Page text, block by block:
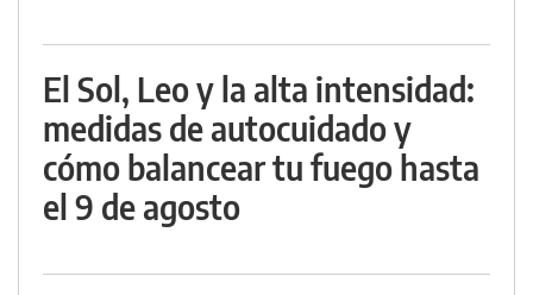
El Sol, Leo y la alta intensidad:
medidas de autocuidado y
cómo balancear tu fuego hasta
el 9 de agosto